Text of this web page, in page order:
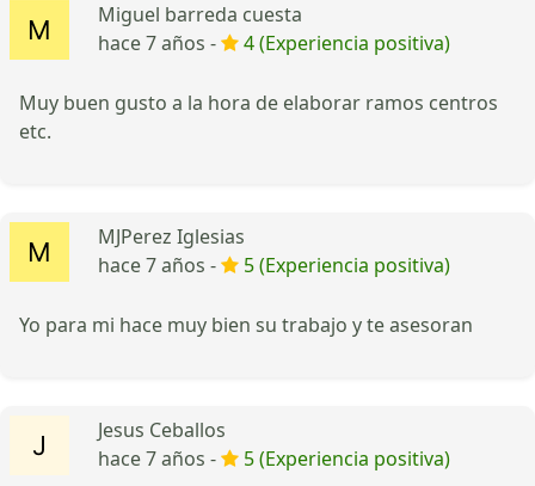
Miguel barreda cuesta
hace 7 años -
4 (Experiencia positiva)
Muy buen gusto a la hora de elaborar ramos centros
etc.
MJPerez Iglesias
hace 7 años -
5 (Experiencia positiva)
Yo para mi hace muy bien su trabajo y te asesoran
Jesus Ceballos
hace 7 años -
5 (Experiencia positiva)